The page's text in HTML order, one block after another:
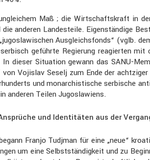
Maß ; die Wirtschafts­kraft in
die anderen Landes­teile. Eigen­stän­dige
Ausgleichs­fonds“ (vglb.
geführte Regie­rung reagierten
In dieser Situa­tion gewann das SANU-
von Vojislav Seselj zum Ende der
und monar­chis­ti­sche serbi­sche
anderen Teilen Jugosla­wiens.
und Identitäten aus der
Franjo Tudjman für eine „neue“
um eine Selbst­stän­dig­keit und zu